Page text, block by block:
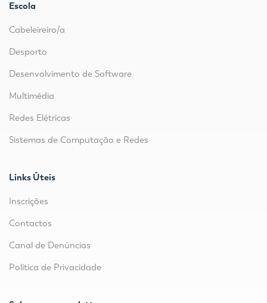
Escola
Cabeleireiro/a
Desporto
Desenvolvimento de Software
Multimédia
Redes Elétricas
Sistemas de Computação e Redes
Links Úteis
Inscrições
Contactos
Canal de Denúncias
Política de Privacidade